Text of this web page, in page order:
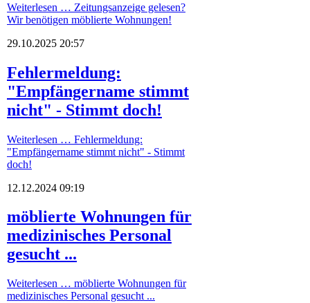
Weiterlesen … Zeitungsanzeige gelesen?
Wir benötigen möblierte Wohnungen!
29.10.2025 20:57
Fehlermeldung:
"Empfängername stimmt
nicht" - Stimmt doch!
Weiterlesen … Fehlermeldung:
"Empfängername stimmt nicht" - Stimmt
doch!
12.12.2024 09:19
möblierte Wohnungen für
medizinisches Personal
gesucht ...
Weiterlesen … möblierte Wohnungen für
medizinisches Personal gesucht ...